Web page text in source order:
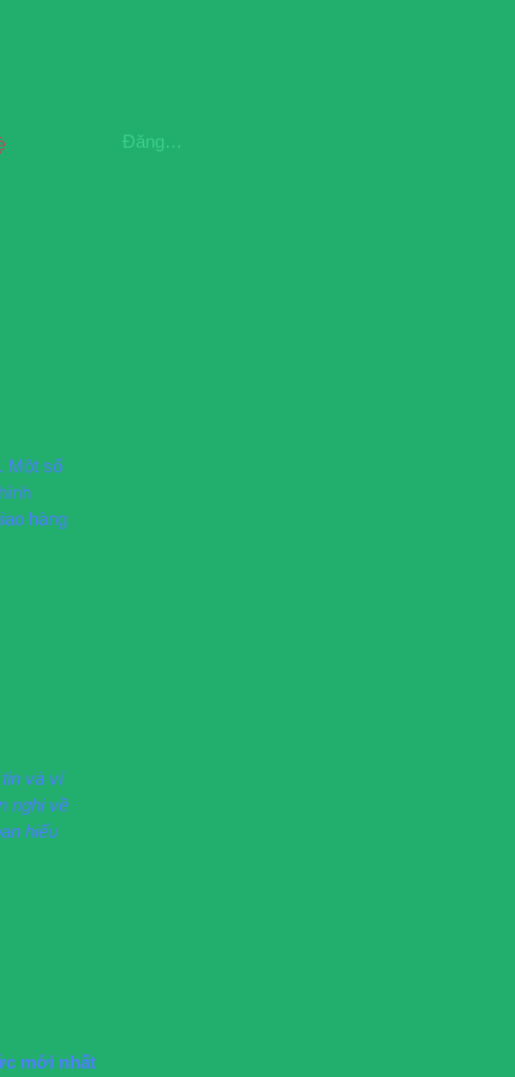
Đăng nhập
Một số
hàng
và ví
nghị về
hiểu
mới nhất